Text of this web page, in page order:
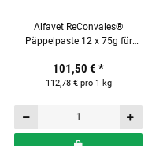
Alfavet ReConvales®
Päppelpaste 12 x 75g für
101,50 € *
112,78 € pro 1 kg